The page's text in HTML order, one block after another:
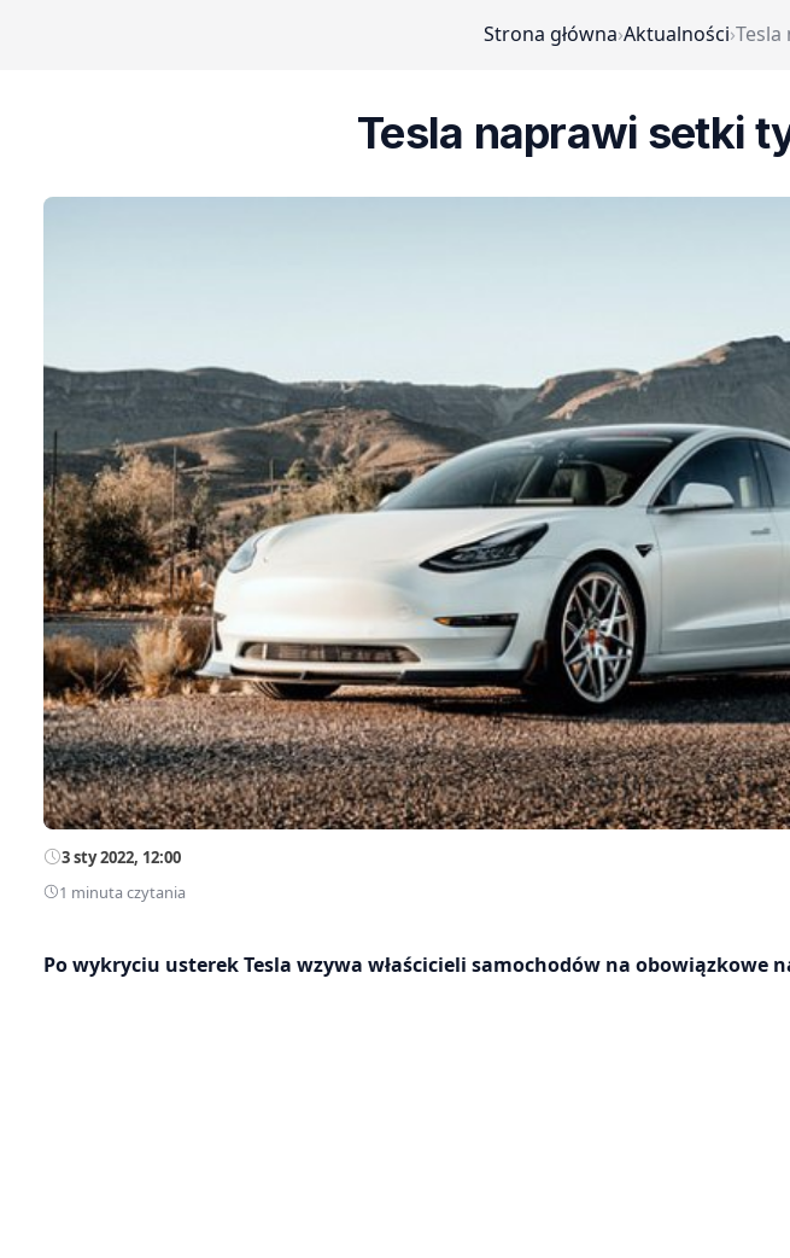
Strona główna›Aktualności›
Tesla naprawi setki
3 sty 2022, 12:00
1 minuta czytania
Po wykryciu usterek Tesla wzywa właścicieli samochodów na obowiązkowe